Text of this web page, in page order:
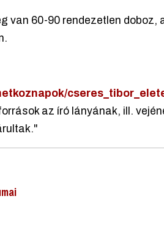
van 60-90 rendezetlen
az író lányának, ill.